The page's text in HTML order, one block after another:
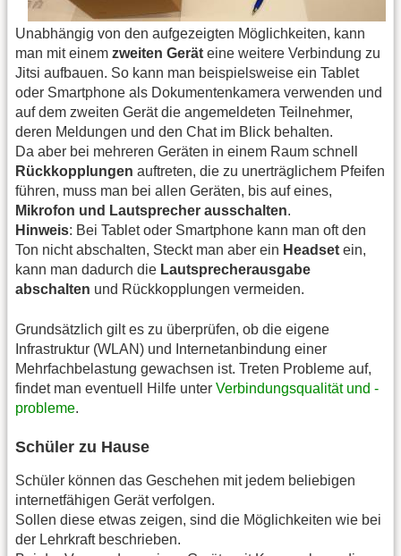
Unabhängig von den aufgezeigten Möglichkeiten, kann
man mit einem zweiten Gerät eine weitere Verbindung zu
Jitsi aufbauen. So kann man beispielsweise ein Tablet
oder Smartphone als Dokumentenkamera verwenden und
auf dem zweiten Gerät die angemeldeten Teilnehmer,
deren Meldungen und den Chat im Blick behalten.
Da aber bei mehreren Geräten in einem Raum schnell
Rückkopplungen auftreten, die zu unerträglichem Pfeifen
führen, muss man bei allen Geräten, bis auf eines,
Mikrofon und Lautsprecher ausschalten.
Hinweis: Bei Tablet oder Smartphone kann man oft den
Ton nicht abschalten, Steckt man aber ein Headset ein,
kann man dadurch die Lautsprecherausgabe
abschalten und Rückkopplungen vermeiden.
Grundsätzlich gilt es zu überprüfen, ob die eigene
Infrastruktur (WLAN) und Internetanbindung einer
Mehrfachbelastung gewachsen ist. Treten Probleme auf,
findet man eventuell Hilfe unter Verbindungsqualität und -
probleme.
Schüler zu Hause
Schüler können das Geschehen mit jedem beliebigen
internetfähigen Gerät verfolgen.
Sollen diese etwas zeigen, sind die Möglichkeiten wie bei
der Lehrkraft beschrieben.